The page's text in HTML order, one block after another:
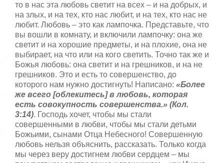
то в нас эта любовь светит на всех – и на добрых, и
на злых, и на тех, кто нас любит, и на тех, кто нас не
любит. Любовь – это как лампочка. Представьте, что
вы вошли в комнату, и включили лампочку: она же
светит и на хорошие предметы, и на плохие, она не
выбирает, на что или на кого светить. Точно так же и
Божья любовь: она светит и на грешников, и на не
грешников. Это и есть то совершенство, до
которого нам нужно достигнуть! Написано: «Более
же всего [облекитесь] в любовь, которая
есть совокупность совершенства.» (Кол.
3:14). Господь хочет, чтобы мы стали
совершенными в любви, чтобы мы стали детьми
Божьими, сынами Отца Небесного! Совершенную
любовь нельзя объяснить, рассказать. Только когда
мы через веру достигнем любви сердцем – мы